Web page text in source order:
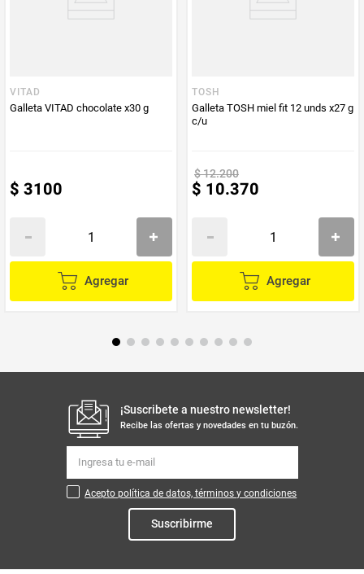
VITAD
Galleta VITAD chocolate x30 g
$ 3100
Agregar
TOSH
Galleta TOSH miel fit 12 unds x27 g
c/u
$12.200
$ 10.370
Agregar
¡Suscribete a nuestro newsletter!
Recibe las ofertas y novedades en tu buzón.
Acepto política de datos, términos y condiciones
Suscribirme